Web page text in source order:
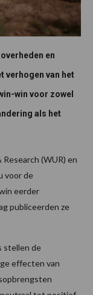
en
verhogen van het
win voor zowel
als het
(WUR) en
voor de
eerder
publiceerden ze
stellen de
effecten van